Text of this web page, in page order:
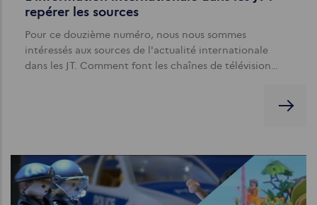
repérer les sources
Pour ce douzième numéro, nous nous sommes
intéressés aux sources de l'actualité internationale
dans les JT. Comment font les chaînes de télévision…